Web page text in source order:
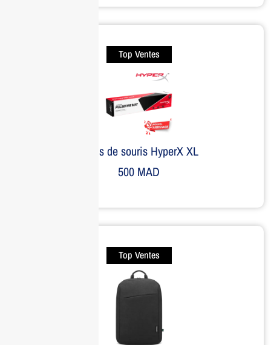
Top Ventes
Tapis de souris HyperX XL
500 MAD
Top Ventes